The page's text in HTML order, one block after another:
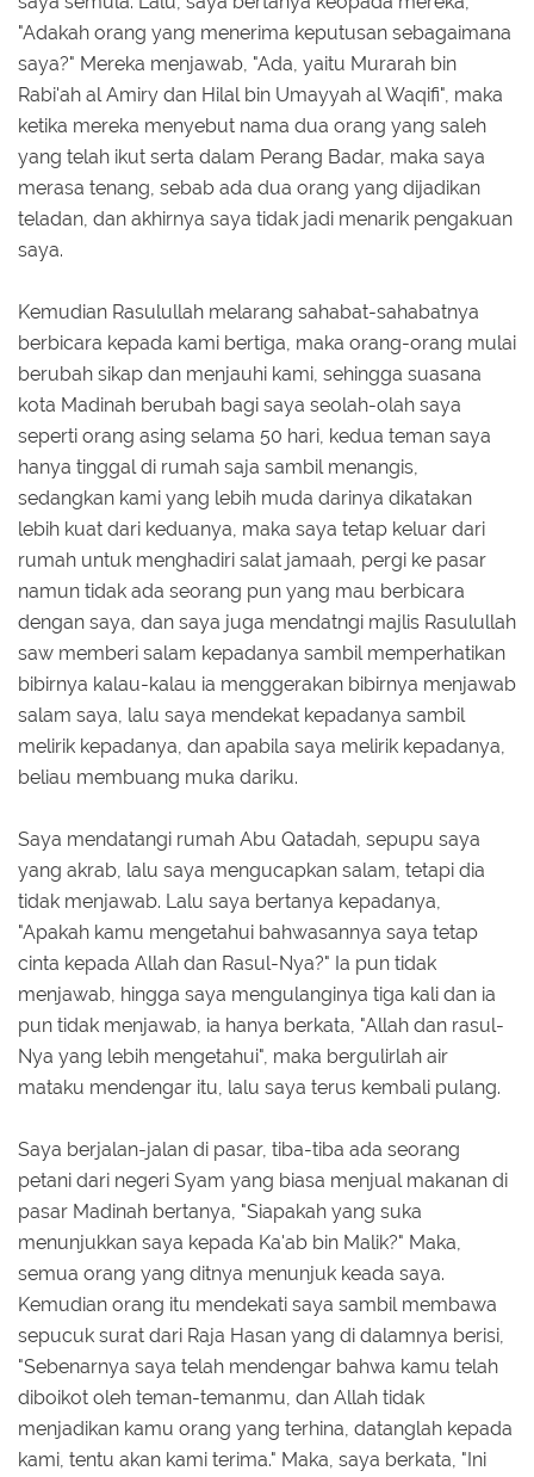
"Adakah orang yang menerima keputusan sebagaimana
saya?" Mereka menjawab, "Ada, yaitu Murarah bin
Rabi'ah al Amiry dan Hilal bin Umayyah al Waqifi", maka
ketika mereka menyebut nama dua orang yang saleh
yang telah ikut serta dalam Perang Badar, maka saya
merasa tenang, sebab ada dua orang yang dijadikan
teladan, dan akhirnya saya tidak jadi menarik pengakuan
saya.
Kemudian Rasulullah melarang sahabat-sahabatnya
berbicara kepada kami bertiga, maka orang-orang mulai
berubah sikap dan menjauhi kami, sehingga suasana
kota Madinah berubah bagi saya seolah-olah saya
seperti orang asing selama 50 hari, kedua teman saya
hanya tinggal di rumah saja sambil menangis,
sedangkan kami yang lebih muda darinya dikatakan
lebih kuat dari keduanya, maka saya tetap keluar dari
rumah untuk menghadiri salat jamaah, pergi ke pasar
namun tidak ada seorang pun yang mau berbicara
dengan saya, dan saya juga mendatngi majlis Rasulullah
saw memberi salam kepadanya sambil memperhatikan
bibirnya kalau-kalau ia menggerakan bibirnya menjawab
salam saya, lalu saya mendekat kepadanya sambil
melirik kepadanya, dan apabila saya melirik kepadanya,
beliau membuang muka dariku.
Saya mendatangi rumah Abu Qatadah, sepupu saya
yang akrab, lalu saya mengucapkan salam, tetapi dia
tidak menjawab. Lalu saya bertanya kepadanya,
"Apakah kamu mengetahui bahwasannya saya tetap
cinta kepada Allah dan Rasul-Nya?" Ia pun tidak
menjawab, hingga saya mengulanginya tiga kali dan ia
pun tidak menjawab, ia hanya berkata, "Allah dan rasul-
Nya yang lebih mengetahui", maka bergulirlah air
mataku mendengar itu, lalu saya terus kembali pulang.
Saya berjalan-jalan di pasar, tiba-tiba ada seorang
petani dari negeri Syam yang biasa menjual makanan di
pasar Madinah bertanya, "Siapakah yang suka
menunjukkan saya kepada Ka'ab bin Malik?" Maka,
semua orang yang ditnya menunjuk keada saya.
Kemudian orang itu mendekati saya sambil membawa
sepucuk surat dari Raja Hasan yang di dalamnya berisi,
"Sebenarnya saya telah mendengar bahwa kamu telah
diboikot oleh teman-temanmu, dan Allah tidak
menjadikan kamu orang yang terhina, datanglah kepada
kami, tentu akan kami terima." Maka, saya berkata, "Ini